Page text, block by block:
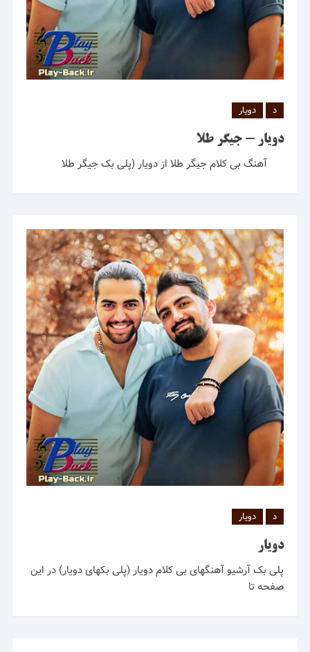
د دویار
دویار - جیگر طلا
آهنگ بی کلام جیگر طلا از دویار (پلی بک جیگر طلا
د دویار
دویار
پلی بک آرشیو آهنگهای بی کلام دویار (پلی بکهای دویار) در این
صفحه تا